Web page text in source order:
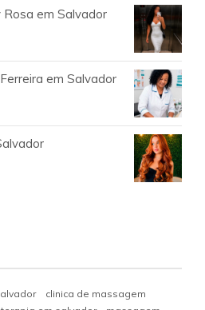
em Salvador
em Salvador
clinica de massagem